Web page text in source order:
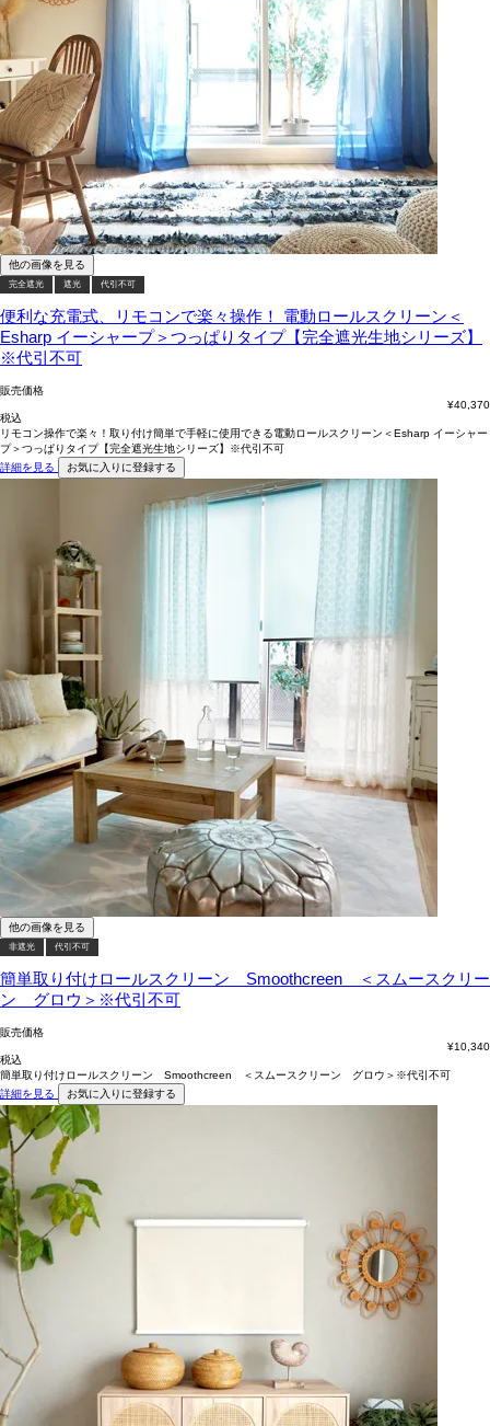
他の画像を見る
完全遮光 遮光 代引不可
便利な充電式、リモコンで楽々操作！
電動ロールスクリーン＜
Esharp イーシャープ＞つっぱりタイプ【完全遮光生地シリーズ】
※代引不可
販売価格
¥40,370
税込
リモコン操作で楽々！取り付け簡単で手軽に使用できる電動ロールスクリーン＜Esharp イーシャー
プ＞つっぱりタイプ【完全遮光生地シリーズ】※代引不可
詳細を見る
お気に入りに登録する
他の画像を見る
非遮光 代引不可
簡単取り付けロールスクリーン Smoothcreen ＜スムースクリー
ン グロウ＞※代引不可
販売価格
¥10,340
税込
簡単取り付けロールスクリーン Smoothcreen ＜スムースクリーン グロウ＞※代引不可
詳細を見る
お気に入りに登録する